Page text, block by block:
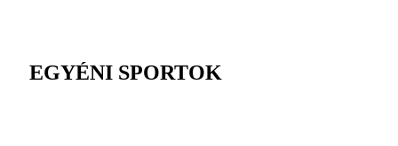
EGYÉNI SPORTOK